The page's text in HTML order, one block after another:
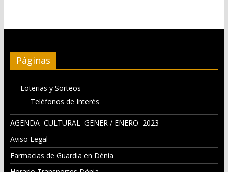
Páginas
Loterias y Sorteos
Teléfonos de Interés
AGENDA CULTURAL GENER / ENERO 2023
Aviso Legal
Farmacias de Guardia en Dénia